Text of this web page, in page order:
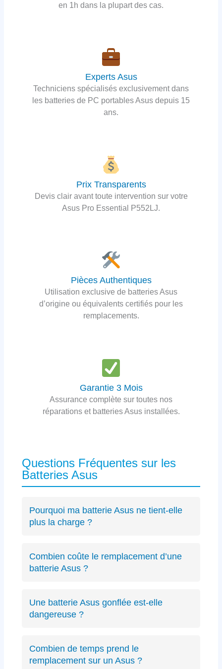
en 1h dans la plupart des cas.
Experts Asus
Techniciens spécialisés exclusivement dans
les batteries de PC portables Asus depuis 15
ans.
Prix Transparents
Devis clair avant toute intervention sur votre
Asus Pro Essential P552LJ.
Pièces Authentiques
Utilisation exclusive de batteries Asus
d’origine ou équivalents certifiés pour les
remplacements.
Garantie 3 Mois
Assurance complète sur toutes nos
réparations et batteries Asus installées.
Questions Fréquentes sur les
Batteries Asus
Pourquoi ma batterie Asus ne tient-elle
plus la charge ?
spécifique Asus ou des cycles de charge
excessifs. Undiagnostic précis
Combien coûte le remplacement d’une
batterie Asus ?
à partir de 89€ selon le modèle, avec un devis
transparent avant intervention.
Une batterie Asus gonflée est-elle
dangereuse ?
risques de sécurité. Éteignez immédiatement
votre PC et contactez-nous.
Combien de temps prend le
remplacement sur un Asus ?